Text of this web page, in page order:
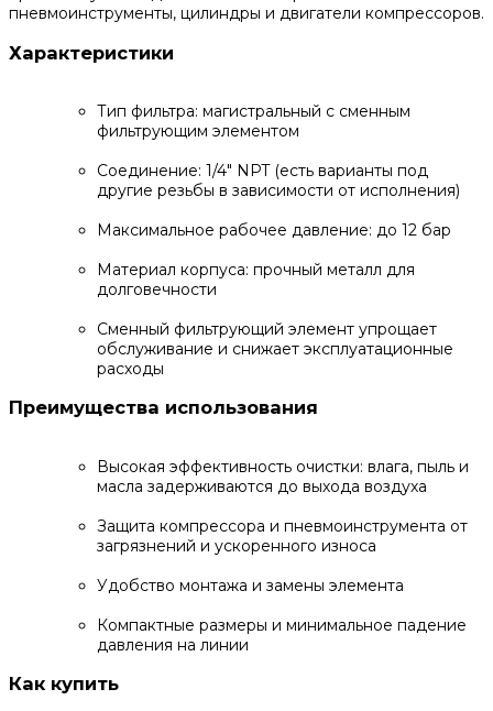
пневмоинструменты, цилиндры и двигатели компрессоров.
Характеристики
Тип фильтра: магистральный с сменным
фильтрующим элементом
Соединение: 1/4" NPT (есть варианты под
другие резьбы в зависимости от исполнения)
Максимальное рабочее давление: до 12 бар
Материал корпуса: прочный металл для
долговечности
Сменный фильтрующий элемент упрощает
обслуживание и снижает эксплуатационные
расходы
Преимущества использования
Высокая эффективность очистки: влагa, пыль и
масла задерживаются до выхода воздуха
Защита компрессора и пневмоинструмента от
загрязнений и ускоренного износа
Удобство монтажа и замены элемента
Компактные размеры и минимальное падение
давления на линии
Как купить